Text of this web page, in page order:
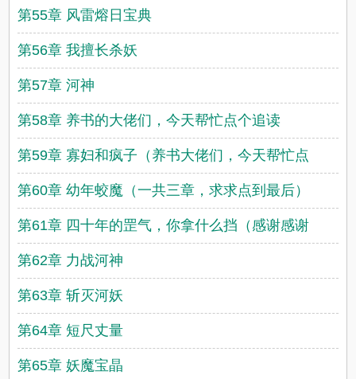
第55章 风雷熔日宝典
第56章 我擅长杀妖
第57章 河神
第58章 养书的大佬们，今天帮忙点个追读
第59章 寡妇和疯子（养书大佬们，今天帮忙点
第60章 幼年蛟魔（一共三章，求求点到最后）
第61章 四十年的罡气，你拿什么挡（感谢感谢
第62章 力战河神
第63章 斩灭河妖
第64章 短尺丈量
第65章 妖魔宝晶